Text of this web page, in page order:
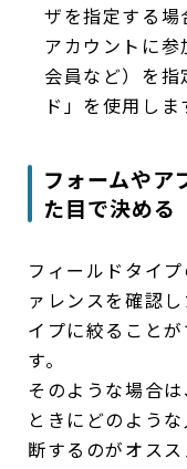
ザを指定する場
アカウントに
会員など）を
ド」を使用しま
フォームやア
た目で決める
フィールドタイ
ァレンスを確認
イプに絞ること
す。
そのような場合
ときにどのよう
断するのがオスス